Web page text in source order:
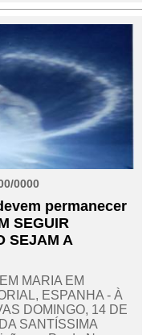
0000
permanecer
SEGUIR
SEJAM A
MARIA EM
ESPANHA - À
DOMINGO, 14 DE
SANTÍSSIMA